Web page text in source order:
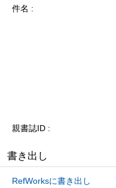
件名
親書誌ID
書き出し
RefWorksに書き出し